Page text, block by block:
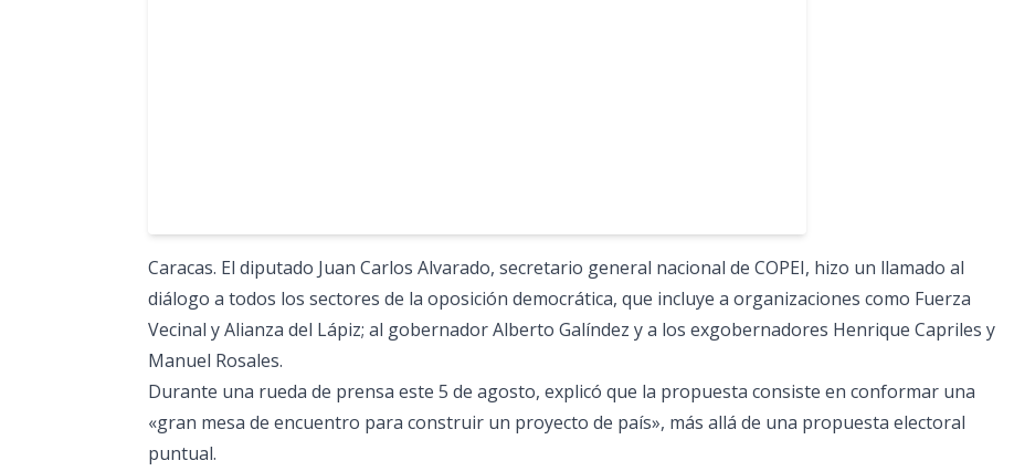
Caracas. El diputado Juan Carlos Alvarado, secretario general nacional de COPEI, hizo un llamado al
diálogo a todos los sectores de la oposición democrática, que incluye a organizaciones como Fuerza
Vecinal y Alianza del Lápiz; al gobernador Alberto Galíndez y a los exgobernadores Henrique Capriles y
Manuel Rosales.
Durante una rueda de prensa este 5 de agosto, explicó que la propuesta consiste en conformar una
«gran mesa de encuentro para construir un proyecto de país», más allá de una propuesta electoral
puntual.